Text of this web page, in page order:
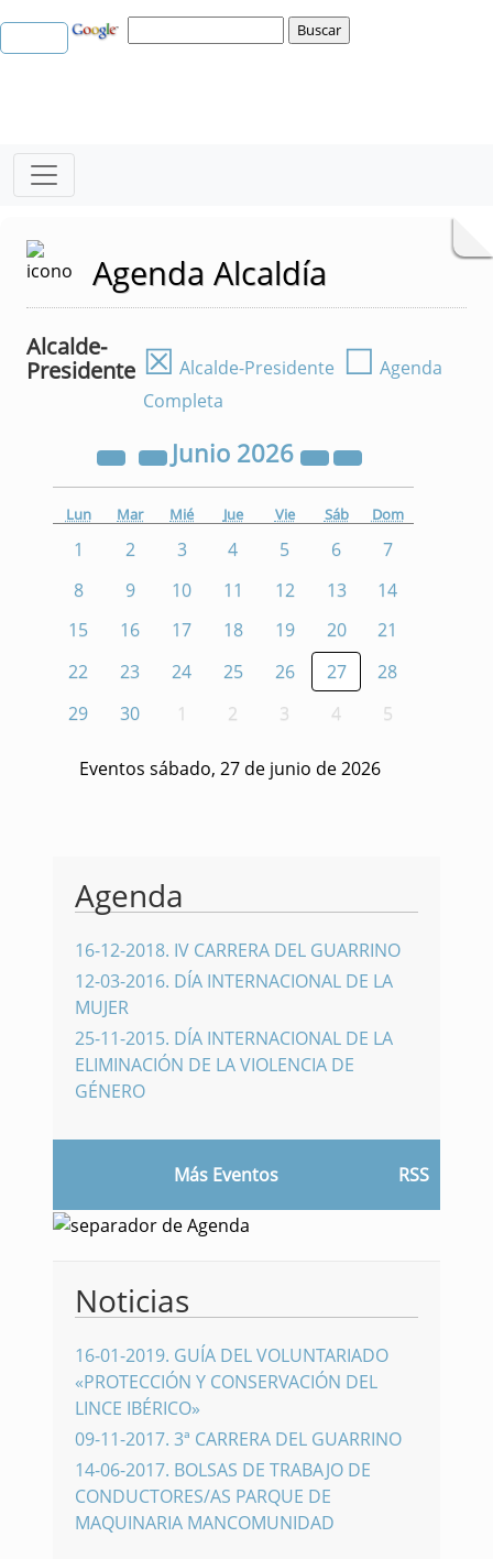
Agenda Alcaldía
Alcalde-
Presidente ☒ Alcalde-Presidente ☐ Agenda
Completa
Junio 2026
Lun Mar Mié Jue Vie Sáb Dom
1 2 3 4 5 6
7
8
9 10 11 12 13
14
15
16 17 18 19 20
21
22
23 24 25 26 27
28
29
30 1 2 3 4 5
Eventos sábado, 27 de junio de 2026
Agenda
16-12-2018. IV CARRERA DEL GUARRINO
12-03-2016. DÍA INTERNACIONAL DE LA
MUJER
25-11-2015. DÍA INTERNACIONAL DE LA
ELIMINACIÓN DE LA VIOLENCIA DE
GÉNERO
Más Eventos RSS
Noticias
16-01-2019. GUÍA DEL VOLUNTARIADO
«PROTECCIÓN Y CONSERVACIÓN DEL
LINCE IBÉRICO»
09-11-2017. 3ª CARRERA DEL GUARRINO
14-06-2017. BOLSAS DE TRABAJO DE
CONDUCTORES/AS PARQUE DE
MAQUINARIA MANCOMUNIDAD